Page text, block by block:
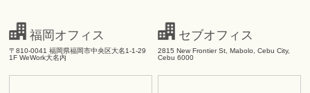
福岡オフィス
〒810-0041 福岡県福岡市中央区大名1-1-29
1F WeWork大名内
セブオフィス
2815 New Frontier St, Mabolo, Cebu City,
Cebu 6000